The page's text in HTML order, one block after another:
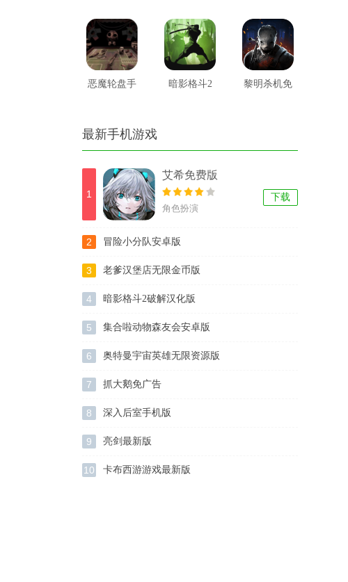
际版 盒子
恶魔轮盘手 暗影格斗2 黎明杀机免
最新手机游戏
1
艾希免费版
角色扮演
下载
2 冒险小分队安卓版
3 老爹汉堡店无限金币版
4 暗影格斗2破解汉化版
5 集合啦动物森友会安卓版
6 奥特曼宇宙英雄无限资源版
7 抓大鹅免广告
8 深入后室手机版
9 亮剑最新版
10 卡布西游游戏最新版